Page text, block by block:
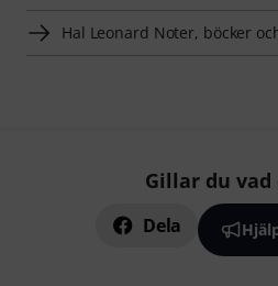
Hal Leonard Noter, böcker
Gillar du vad
Dela